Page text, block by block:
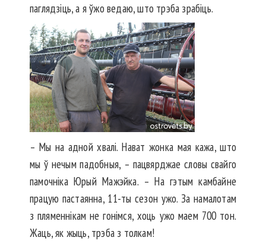
паглядзіць, а я ўжо ведаю, што трэба зрабіць.
– Мы на адной хвалі. Нават жонка мая кажа, што
мы ў нечым падобныя, – пацвярджае словы свайго
памочніка Юрый Мажэйка. – На гэтым камбайне
працую пастаянна, 11-ты сезон ужо. За намалотам
з пляменнікам не гонімся, хоць ужо маем 700 тон.
Жаць, як жыць, трэба з толкам!